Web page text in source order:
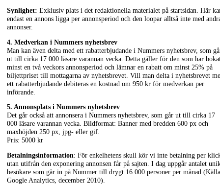
Synlighet: Exklusiv plats i det redaktionella materialet på startsidan. Här
endast en annons ligga per annonsperiod och den loopar alltså inte med
annonser.
4. Medverkan i Nummers nyhetsbrev
Man kan även delta med ett rabatterbjudande i Nummers nyhetsbrev, som
ut till cirka 17 000 läsare varannan vecka. Detta gäller för den som har
minst en två veckors annonsperiod och lämnar en rabatt om minst 25% på
biljettpriset till mottagarna av nyhetsbrevet. Vill man delta i nyhetsbrevet
ett rabatterbjudande debiteras en kostnad om 950 kr för medverkan per
införande.
5. Annonsplats i Nummers nyhetsbrev
Det går också att annonsera i Nummers nyhetsbrev, som går ut till cirka 17
000 läsare varannan vecka. Bildformat: Banner med bredden 600 px och
maxhöjden 250 px, jpg- eller gif.
Pris: 5000 kr
Betalningsinformation: För enkelhetens skull kör vi inte betalning per
utan utifrån den exponering annonsen får på sajten. I dag uppgår antalet
besökare som går in på Nummer till drygt 16 000 personer per månad
Google Analytics, december 2010).